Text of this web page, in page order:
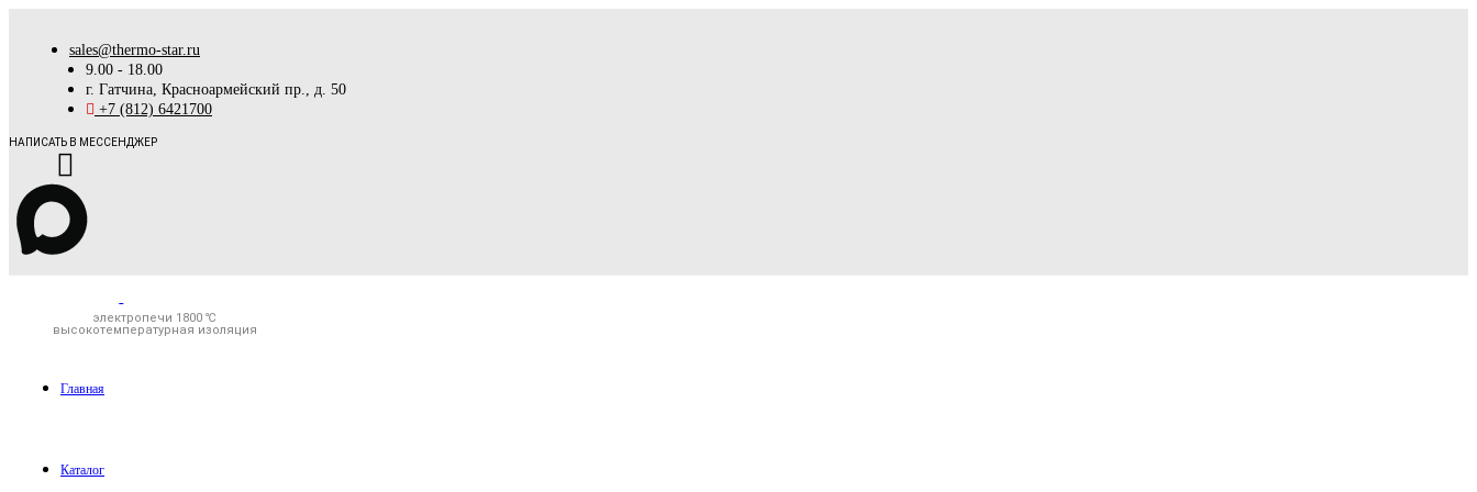
sales@thermo-star.ru
9.00 - 18.00
г. Гатчина, Красноармейский пр., д. 50
+7 (812) 6421700
НАПИСАТЬ В МЕССЕНДЖЕР
электропечи 1800 ℃
высокотемпературная изоляция
Главная
Каталог